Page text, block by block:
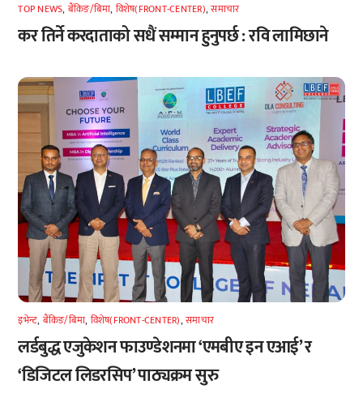
TOP NEWS, बैंकिङ/बिमा, विशेष(FRONT-CENTER),समाचार
कर तिर्ने करदाताको सधैं सम्मान हुनुपर्छ : रवि लामिछाने
इभेन्ट, बैंकिङ/बिमा, विशेष(FRONT-CENTER),समाचार
लर्डबुद्ध एजुकेशन फाउण्डेशनमा ‘एमबीए इन एआई’ र
‘डिजिटल लिडरसिप’ पाठ्यक्रम सुरु